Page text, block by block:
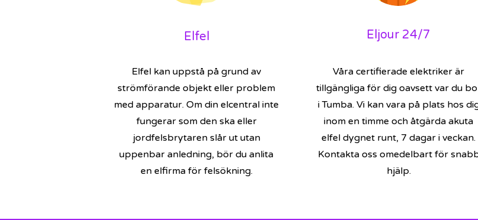
Elfel
Elfel kan uppstå på grund av
strömförande objekt eller problem
med apparatur. Om din elcentral inte
fungerar som den ska eller
jordfelsbrytaren slår ut utan
uppenbar anledning, bör du anlita
en elfirma för felsökning.
Eljour 24/7
Våra certifierade elektriker är
tillgängliga för dig oavsett var du
i Tumba. Vi kan vara på plats hos
inom en timme och åtgärda akuta
elfel dygnet runt, 7 dagar i veckan.
Kontakta oss omedelbart för
hjälp.